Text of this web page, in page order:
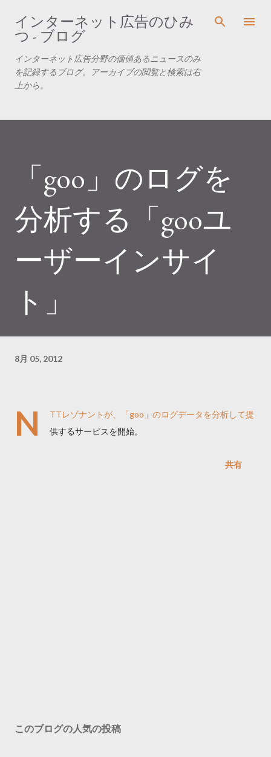
スキップしてメイン コンテンツに移動
インターネット広告のひみ
つ - ブログ
インターネット広告分野の価値あるニュースのみ
を記録するブログ。アーカイブの閲覧と検索は右
上から。
「goo」のログを
分析する「gooユ
ーザーインサイ
ト」
8月 05, 2012
N
TTレゾナントが、「goo」のログデータを分析して提
供するサービスを開始。
共有
このブログの人気の投稿